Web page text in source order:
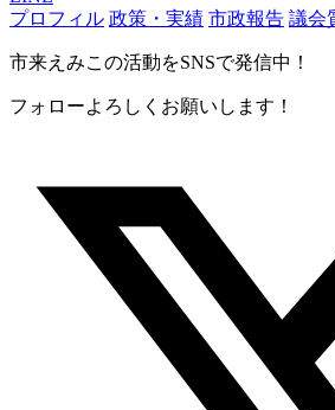
プロフィル 政策・実績 市政報告 議会
市来えみこの活動をSNSで発信中！
フォローよろしくお願いします！